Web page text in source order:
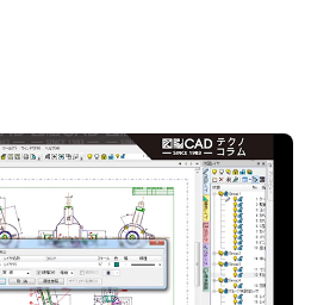
けを狙って簡単にピックアップ